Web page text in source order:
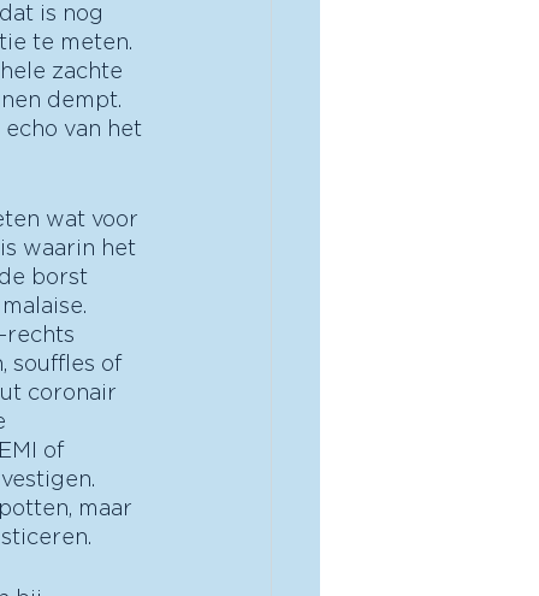
is nog
te meten.
zachte
dempt.
van het
wat voor
waarin het
borst
rechts
souffles of
coronair
of
maar